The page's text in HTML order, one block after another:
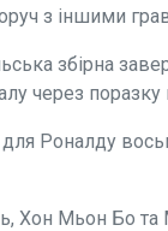
з іншими
збірна
через поразку
Роналду
Хон Мьон Бо та